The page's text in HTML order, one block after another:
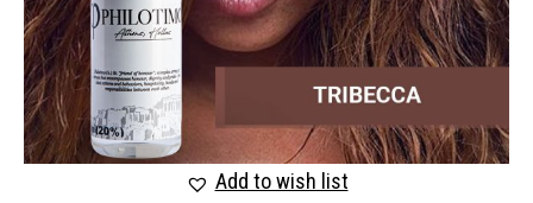
Add to wish list